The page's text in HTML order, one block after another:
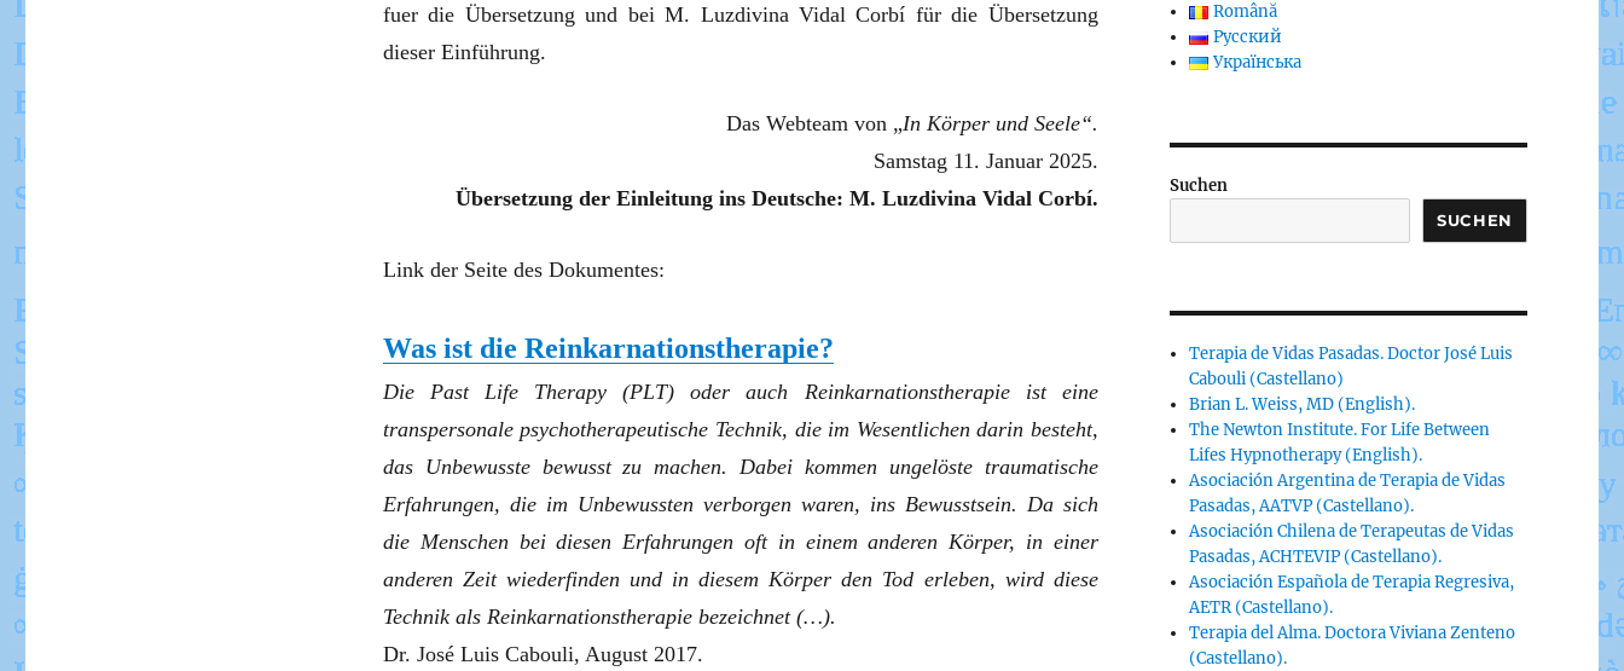
fuer die Übersetzung und bei M. Luzdivina Vidal Corbí für die Übersetzung
dieser Einführung.
Das Webteam von „In Körper und Seele“.
Samstag 11. Januar 2025.
Übersetzung der Einleitung ins Deutsche: M. Luzdivina Vidal Corbí.
Link der Seite des Dokumentes:
Was ist die Reinkarnationstherapie?
Die Past Life Therapy (PLT) oder auch Reinkarnationstherapie ist eine
transpersonale psychotherapeutische Technik, die im Wesentlichen darin besteht,
das Unbewusste bewusst zu machen. Dabei kommen ungelöste traumatische
Erfahrungen, die im Unbewussten verborgen waren, ins Bewusstsein. Da sich
die Menschen bei diesen Erfahrungen oft in einem anderen Körper, in einer
anderen Zeit wiederfinden und in diesem Körper den Tod erleben, wird diese
Technik als Reinkarnationstherapie bezeichnet (…).
Dr. José Luis Cabouli, August 2017.
Română
Русский
Українська
Suchen
SUCHEN
Terapia de Vidas Pasadas. Doctor José Luis
Cabouli (Castellano)
Brian L. Weiss, MD (English).
The Newton Institute. For Life Between
Lifes Hypnotherapy (English).
Asociación Argentina de Terapia de Vidas
Pasadas, AATVP (Castellano).
Asociación Chilena de Terapeutas de Vidas
Pasadas, ACHTEVIP (Castellano).
Asociación Española de Terapia Regresiva,
AETR (Castellano).
Terapia del Alma. Doctora Viviana Zenteno
(Castellano).